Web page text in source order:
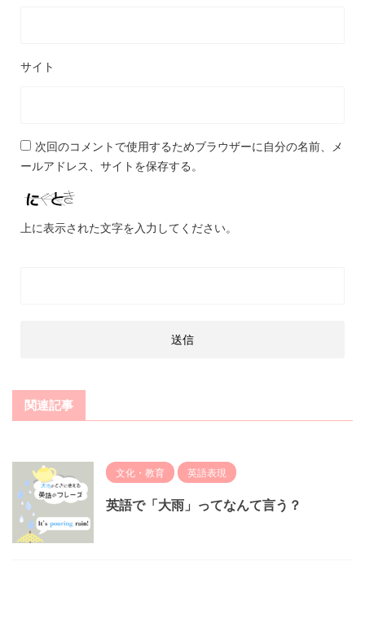
サイト
次回のコメントで使用するためブラウザーに自分の名前、メ
ールアドレス、サイトを保存する。
上に表示された文字を入力してください。
関連記事
文化・教育 英語表現
英語で「大雨」ってなんて言う？